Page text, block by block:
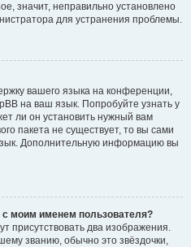
значит, неправильно установлено
для устранения проблемы.
вашего языка на конференции,
на ваш язык. Попробуйте узнать у
ли он установить нужный вам
пакета не существует, то вы сами
Дополнительную информацию вы
моим именем пользователя?
присутствовать два изображения.
званию, обычно это звёздочки,